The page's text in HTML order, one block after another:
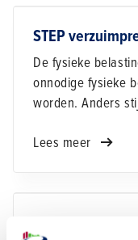
STEP
De fysieke
onnodige fysieke
worden. Anders
Lees meer